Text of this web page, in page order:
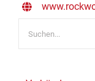
nach: